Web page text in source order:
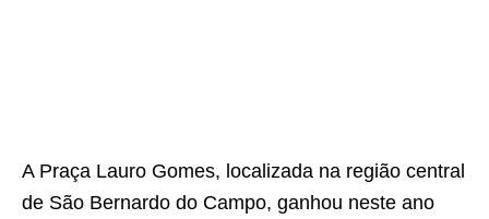
A Praça Lauro Gomes, localizada na região central
de São Bernardo do Campo, ganhou neste ano